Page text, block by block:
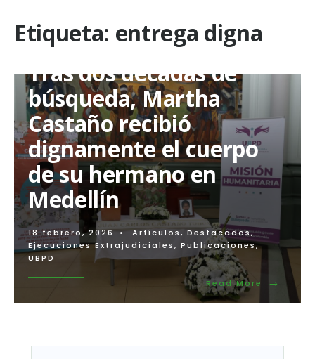
Etiqueta: entrega digna
Tras dos décadas de
búsqueda, Martha
Castaño recibió
dignamente el cuerpo
de su hermano en
Medellín
18 febrero, 2026 • Artículos, Destacados,
Ejecuciones Extrajudiciales, Publicaciones,
UBPD
Read More →
Read
More:
de